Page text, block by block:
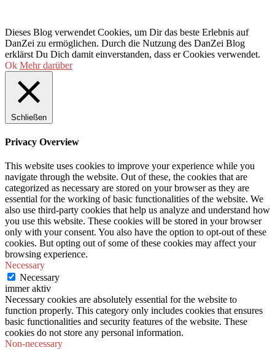
Dieses Blog verwendet Cookies, um Dir das beste Erlebnis auf
DanZei zu ermöglichen. Durch die Nutzung des DanZei Blog
erklärst Du Dich damit einverstanden, dass er Cookies verwendet.
Ok Mehr darüber
Schließen
Privacy Overview
This website uses cookies to improve your experience while you
navigate through the website. Out of these, the cookies that are
categorized as necessary are stored on your browser as they are
essential for the working of basic functionalities of the website. We
also use third-party cookies that help us analyze and understand how
you use this website. These cookies will be stored in your browser
only with your consent. You also have the option to opt-out of these
cookies. But opting out of some of these cookies may affect your
browsing experience.
Necessary
Necessary
immer aktiv
Necessary cookies are absolutely essential for the website to
function properly. This category only includes cookies that ensures
basic functionalities and security features of the website. These
cookies do not store any personal information.
Non-necessary